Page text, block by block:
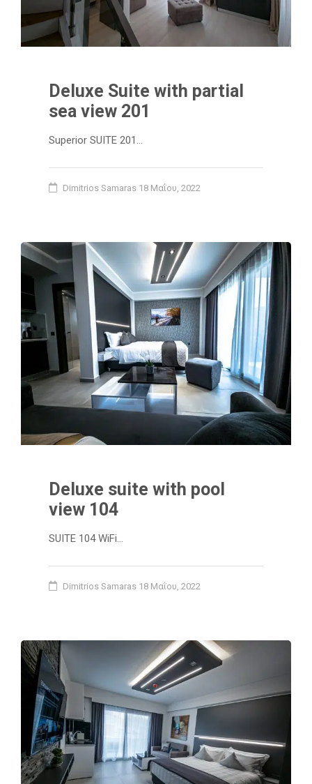
Deluxe Suite with partial
sea view 201
Superior SUITE 201…
Dimitrios Samaras 18 Μαΐου, 2022
Deluxe suite with pool
view 104
SUITE 104 WiFi…
Dimitrios Samaras 18 Μαΐου, 2022